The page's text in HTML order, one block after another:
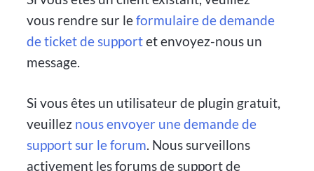
vous rendre sur leformulaire de demande
de ticket de supportet envoyez-nous un
message.
Si vous êtes un utilisateur de plugin gratuit,
veuillez nous envoyer une demande de
support sur le forum. Nous surveillons
activement les forums de support de